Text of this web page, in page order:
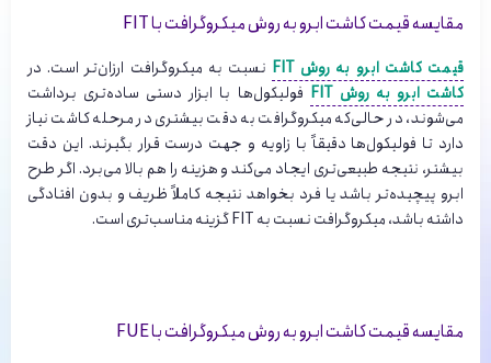
مقایسه قیمت کاشت ابرو به روش میکروگرافت با FIT
قیمت کاشت ابرو به روش FIT
نسبت به میکروگرافت ارزان‌تر است. در
کاشت ابرو به روش FIT
فولیکول‌ها با ابزار دستی ساده‌تری برداشت
می‌شوند، در حالی‌که میکروگرافت به دقت بیشتری در مرحله کاشت نیاز
دارد تا فولیکول‌ها دقیقاً با زاویه و جهت درست قرار بگیرند. این دقت
بیشتر، نتیجه طبیعی‌تری ایجاد می‌کند و هزینه را هم بالا می‌برد. اگر طرح
ابرو پیچیده‌تر باشد یا فرد بخواهد نتیجه کاملاً ظریف و بدون افتادگی
داشته باشد، میکروگرافت نسبت به FIT گزینه مناسب‌تری است.
مقایسه قیمت کاشت ابرو به روش میکروگرافت با FUE